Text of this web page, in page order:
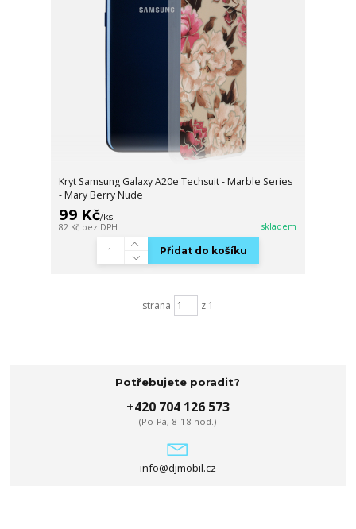
Kryt Samsung Galaxy A20e Techsuit - Marble Series
- Mary Berry Nude
99 Kč/ks
82 Kč bez DPH skladem
Přidat do košíku
strana z 1
Potřebujete poradit?
+420 704 126 573
(Po-Pá, 8-18 hod.)
info@djmobil.cz